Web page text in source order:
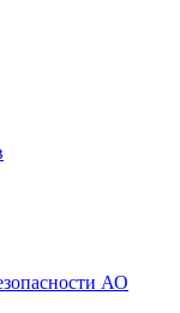
АО